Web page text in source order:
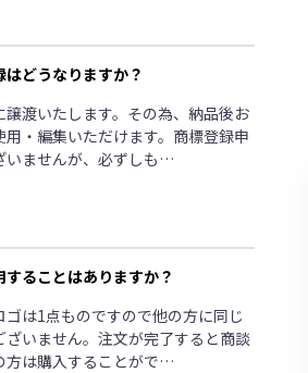
どうなりますか？
渡いたします。その為、納品後お
・編集いただけます。商標登録申
いませんが、必ずしも…
ることはありますか？
は1点ものですので他の方に同じ
いません。注文が完了すると商談
方は購入することがで…